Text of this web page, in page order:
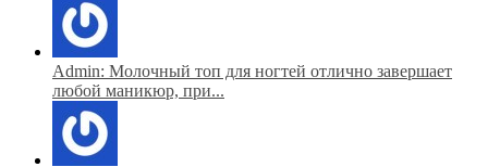
Admin: Молочный топ для ногтей отлично завершает
любой маникюр, при...